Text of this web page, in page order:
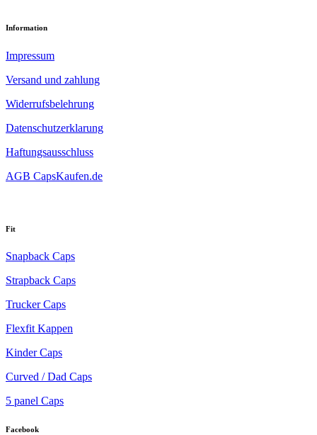
Information
Impressum
Versand und zahlung
Widerrufsbelehrung
Datenschutzerklarung
Haftungsausschluss
AGB CapsKaufen.de
Fit
Snapback Caps
Strapback Caps
Trucker Caps
Flexfit Kappen
Kinder Caps
Curved / Dad Caps
5 panel Caps
Facebook